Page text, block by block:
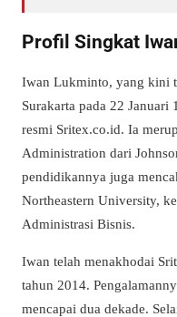
Profil Singkat
Iwan Lukminto, yang kini
Surakarta pada 22 Januari
resmi Sritex.co.id. Ia
Administration dari
pendidikannya juga
Northeastern University,
Administrasi Bisnis.
Iwan telah menakhodai
tahun 2014.
mencapai dua dekade.